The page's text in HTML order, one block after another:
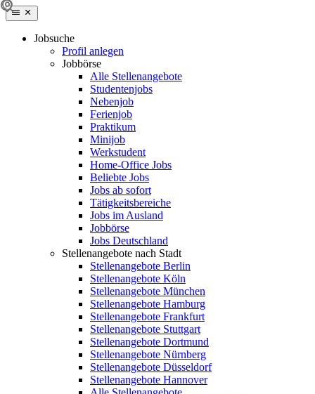
Jobsuche
Profil anlegen
Jobbörse
Alle Stellenangebote
Studentenjobs
Nebenjob
Ferienjob
Praktikum
Minijob
Werkstudent
Home-Office Jobs
Beliebte Jobs
Jobs ab sofort
Tätigkeitsbereiche
Jobs im Ausland
Jobbörse
Jobs Deutschland
Stellenangebote nach Stadt
Stellenangebote Berlin
Stellenangebote Köln
Stellenangebote München
Stellenangebote Hamburg
Stellenangebote Frankfurt
Stellenangebote Stuttgart
Stellenangebote Dortmund
Stellenangebote Nürnberg
Stellenangebote Düsseldorf
Stellenangebote Hannover